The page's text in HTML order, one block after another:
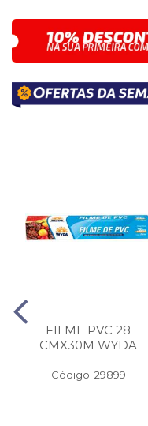
FILME PVC 28
CMX30M WYDA
Código: 29899